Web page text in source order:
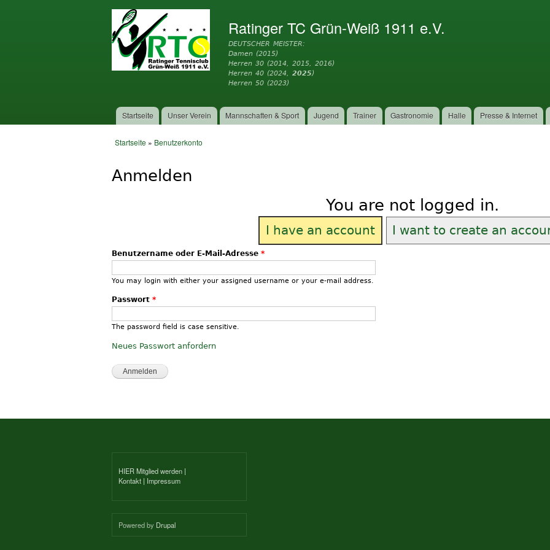
Inhalt
Ratinger TC Grün-Weiß 1911 e.V.
DEUTSCHER MEISTER:
Damen (2015)
Herren 30 (2014, 2015, 2016)
Herren 40 (2024,2025)
Herren 50 (2023)
Hauptmenü
Startseite Unser Verein Mannschaften & Sport Jugend Trainer Gastronomie Halle Presse & Internet
Startseite » Benutzerkonto
Anmelden
You are not logged in.
I have an account I want to create an
Benutzername oder E-Mail-Adresse *
You may login with either your assigned username or your e-mail address.
Passwort *
The password field is case sensitive.
Neues Passwort anfordern
HIER Mitglied werden |
Kontakt | Impressum
Powered by Drupal